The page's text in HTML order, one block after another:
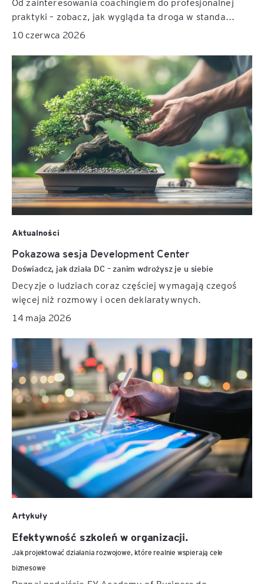
praktyki – zobacz, jak wygląda ta droga w standa...
10 czerwca 2026
Aktualności
Pokazowa sesja Development Center
Doświadcz, jak działa DC – zanim wdrożysz je u siebie
Decyzje o ludziach coraz częściej wymagają czegoś
więcej niż rozmowy i ocen deklaratywnych.
14 maja 2026
Artykuły
Efektywność szkoleń w organizacji.
Jak projektować działania rozwojowe, które realnie wspierają cele
biznesowe